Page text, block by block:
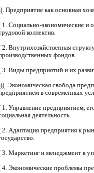
Предприятие как основная
1. Социально-экономические и
коллектив.
2. Внутрихозяйственная
фондов.
3. Виды предприятий и их
Экономическая свобода
в современных
1. Управление предприятием,
деятельность.
2. Адаптация предприятия к
3. Маркетинг и менеджмент в
4. Экономические проблемы